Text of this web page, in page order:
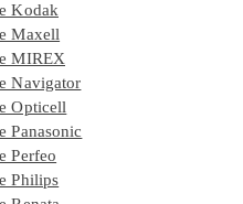
Kodak
Maxell
MIREX
Navigator
Opticell
Panasonic
Perfeo
Philips